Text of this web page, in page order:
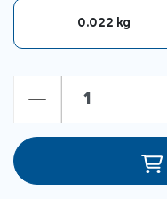
0.022 kg
-